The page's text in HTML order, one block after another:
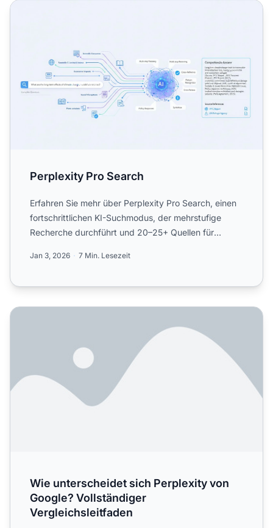
Perplexity Pro Search
Perplexity Pro Search
Erfahren Sie mehr über Perplexity Pro Search, einen
fortschrittlichen KI-Suchmodus, der mehrstufige
Recherche durchführt und 20–25+ Quellen für
Jan 3, 2026 7 Min. Lesezeit
Wie unterscheidet sich Perplexity von Google?
Wie unterscheidet sich Perplexity von
Google? Vollständiger
Vergleichsleitfaden